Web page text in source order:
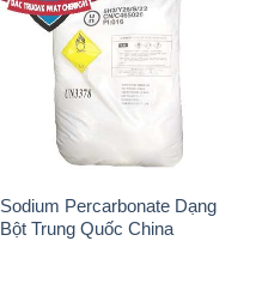
Sodium Percarbonate Dạng
Bột Trung Quốc China